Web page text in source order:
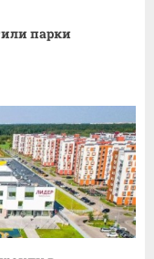
парки